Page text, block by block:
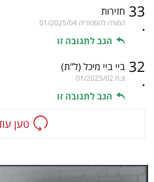
33
.
חזירות
המורה להסטוריה 01/2025/04
הגב לתגובה זו
32
.
ביי ביי מיכל (ל"ת)
צ.ח 01/2025/02
הגב לתגובה זו
טען